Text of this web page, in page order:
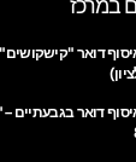
במרכז
דואר בגבעתיים –